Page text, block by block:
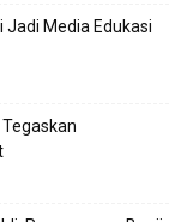
Jadi Media Edukasi
Tegaskan